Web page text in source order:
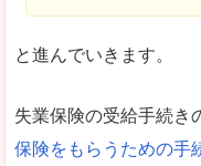
と進んでいきます。
失業保険の受給手続き
保険をもらうための手